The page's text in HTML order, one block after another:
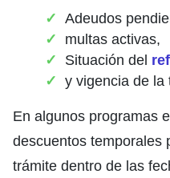
Adeudos
multas activas,
Situación del
y vigencia de la
En algunos programas
descuentos temporales
trámite dentro de las